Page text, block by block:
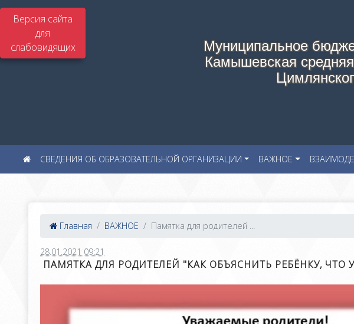
Версия сайта
для
слабовидящих
Муниципальное
Камышевская
СВЕДЕНИЯ ОБ ОБРАЗОВАТЕЛЬНОЙ ОРГАНИЗАЦИИ ВАЖНОЕ
Главная ВАЖНОЕ Памятка для родителей ...
28.01.2021 09:21
ПАМЯТКА ДЛЯ РОДИТЕЛЕЙ "КАК ОБЪЯСНИТЬ РЕБЁНКУ,